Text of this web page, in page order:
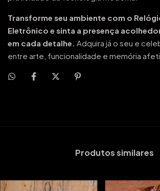
Transforme seu ambiente com o
Eletrônico e sinta a presença
em cada detalhe. Adquira já o seu e
entre arte, funcionalidade e memória
Produtos similares